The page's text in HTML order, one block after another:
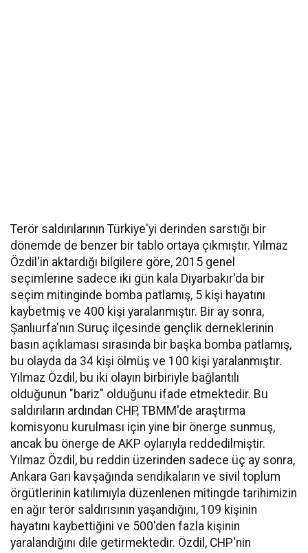
Terör saldırılarının Türkiye'yi derinden sarstığı bir
dönemde de benzer bir tablo ortaya çıkmıştır. Yılmaz
Özdil'in aktardığı bilgilere göre, 2015 genel
seçimlerine sadece iki gün kala Diyarbakır'da bir
seçim mitinginde bomba patlamış, 5 kişi hayatını
kaybetmiş ve 400 kişi yaralanmıştır. Bir ay sonra,
Şanlıurfa'nın Suruç ilçesinde gençlik derneklerinin
basın açıklaması sırasında bir başka bomba patlamış,
bu olayda da 34 kişi ölmüş ve 100 kişi yaralanmıştır.
Yılmaz Özdil, bu iki olayın birbiriyle bağlantılı
olduğunun "bariz" olduğunu ifade etmektedir. Bu
saldırıların ardından CHP, TBMM'de araştırma
komisyonu kurulması için yine bir önerge sunmuş,
ancak bu önerge de AKP oylarıyla reddedilmiştir.
Yılmaz Özdil, bu reddin üzerinden sadece üç ay sonra,
Ankara Garı kavşağında sendikaların ve sivil toplum
örgütlerinin katılımıyla düzenlenen mitingde tarihimizin
en ağır terör saldırısının yaşandığını, 109 kişinin
hayatını kaybettiğini ve 500'den fazla kişinin
yaralandığını dile getirmektedir. Özdil, CHP'nin